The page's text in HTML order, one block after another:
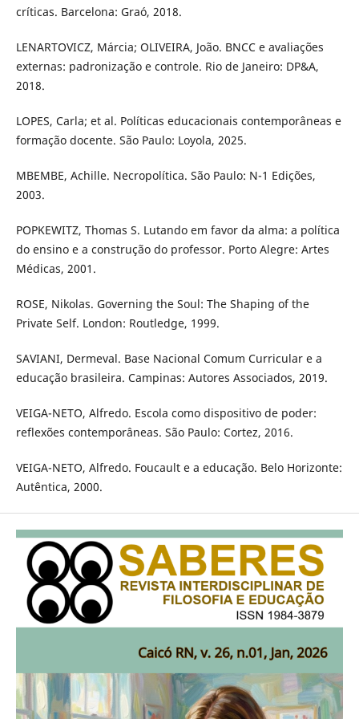
críticas. Barcelona: Graó, 2018.
LENARTOVICZ, Márcia; OLIVEIRA, João. BNCC e avaliações
externas: padronização e controle. Rio de Janeiro: DP&A,
2018.
LOPES, Carla; et al. Políticas educacionais contemporâneas e
formação docente. São Paulo: Loyola, 2025.
MBEMBE, Achille. Necropolítica. São Paulo: N-1 Edições,
2003.
POPKEWITZ, Thomas S. Lutando em favor da alma: a política
do ensino e a construção do professor. Porto Alegre: Artes
Médicas, 2001.
ROSE, Nikolas. Governing the Soul: The Shaping of the
Private Self. London: Routledge, 1999.
SAVIANI, Dermeval. Base Nacional Comum Curricular e a
educação brasileira. Campinas: Autores Associados, 2019.
VEIGA-NETO, Alfredo. Escola como dispositivo de poder:
reflexões contemporâneas. São Paulo: Cortez, 2016.
VEIGA-NETO, Alfredo. Foucault e a educação. Belo Horizonte:
Autêntica, 2000.